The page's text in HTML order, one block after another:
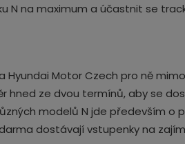
N na maximum a účastnit se
Hyundai Motor Czech pro ně
hned ze dvou termínů, aby se
modelů N jde především o
dostávají vstupenky na